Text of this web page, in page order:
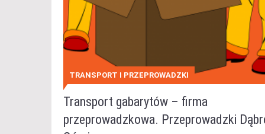
TRANSPORT I PRZEPROWADZKI
Transport gabarytów – firma
przeprowadzkowa. Przeprowadzki